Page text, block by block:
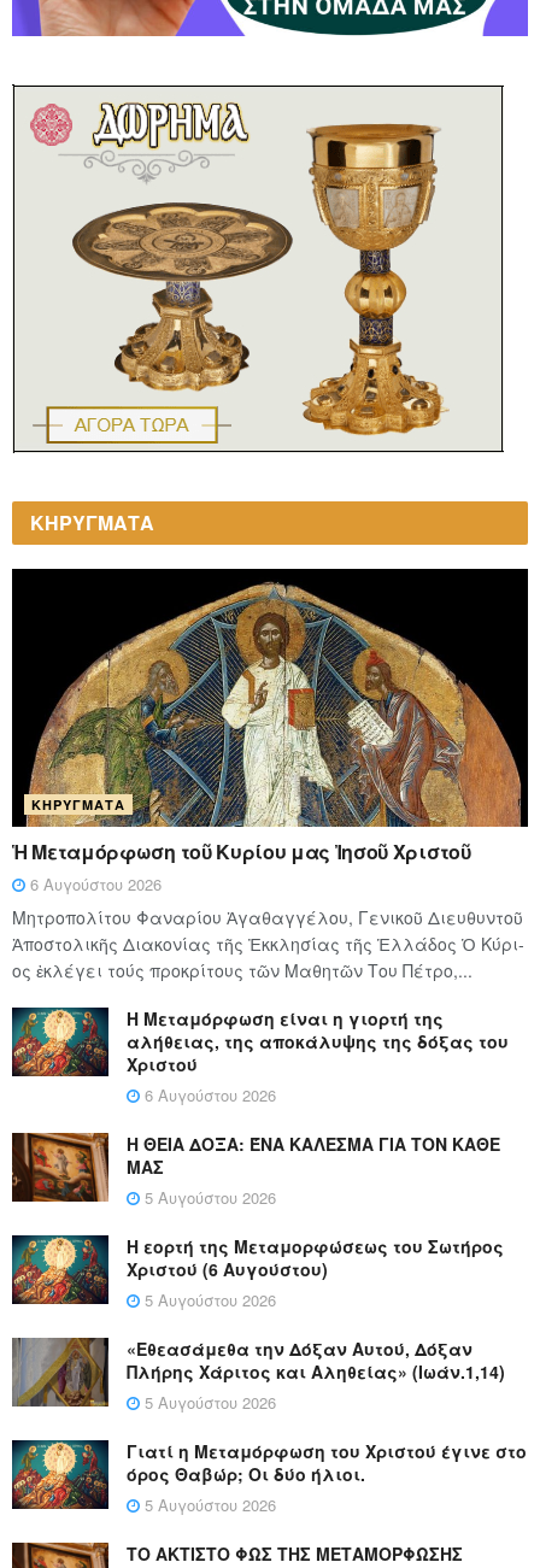
ΚΗΡΥΓΜΑΤΑ
ΚΗΡΎΓΜΑΤΑ
Ἡ Μεταμόρφωση τοῦ Κυρίου μας Ἰησοῦ Χριστοῦ
6 Αυγούστου 2026
Μητροπολίτου Φαναρίου Ἀγαθαγγέλου, Γενικοῦ Διευθυντοῦ
Ἀποστολικῆς Διακονίας τῆς Ἐκκλησίας τῆς Ἑλλάδος Ὁ Κύ­ρι­
ος ἐκλέγει τούς προ­κρί­τους τῶν Μα­θη­τῶν Του Πέ­τρο,...
Η Μεταμόρφωση είναι η γιορτή της
αλήθειας, της αποκάλυψης της δόξας του
Χριστού
6 Αυγούστου 2026
Η ΘΕΙΑ ΔΟΞΑ: ΈΝΑ ΚΑΛΕΣΜΑ ΓΙΑ ΤΟΝ ΚΑΘΕ
ΜΑΣ
5 Αυγούστου 2026
Η εορτή της Μεταμορφώσεως του Σωτήρος
Χριστού (6 Αυγούστου)
5 Αυγούστου 2026
«Εθεασάμεθα την Δόξαν Αυτού, Δόξαν
Πλήρης Χάριτος και Αληθείας» (Ιωάν.1,14)
5 Αυγούστου 2026
Γιατί η Μεταμόρφωση του Χριστού έγινε στο
όρος Θαβώρ; Οι δύο ήλιοι.
5 Αυγούστου 2026
ΤΟ ΑΚΤΙΣΤΟ ΦΩΣ ΤΗΣ ΜΕΤΑΜΟΡΦΩΣΗΣ